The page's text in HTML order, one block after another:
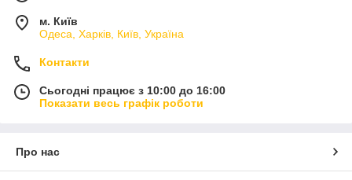
м. Київ
Одеса, Харків, Київ, Україна
Контакти
Сьогодні працює з 10:00 до 16:00
Показати весь графік роботи
Про нас